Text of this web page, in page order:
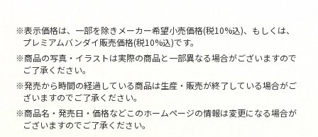
※表示価格は、一部を除きメーカー希望小売価格(税10%込)、もしくは、
プレミアムバンダイ販売価格(税10%込)です。
※商品の写真・イラストは実際の商品と一部異なる場合がございますので
ご了承ください。
※発売から時間の経過している商品は生産・販売が終了している場合がご
ざいますのでご了承ください。
※商品名・発売日・価格などこのホームページの情報は変更になる場合が
ございますのでご了承ください。